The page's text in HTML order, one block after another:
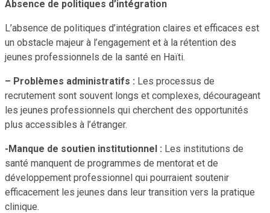
Absence de politiques d’intégration
L’absence de politiques d’intégration claires et efficaces est
un obstacle majeur à l’engagement et à la rétention des
jeunes professionnels de la santé en Haïti.
– Problèmes administratifs : Les processus de
recrutement sont souvent longs et complexes, décourageant
les jeunes professionnels qui cherchent des opportunités
plus accessibles à l’étranger.
-Manque de soutien institutionnel : Les institutions de
santé manquent de programmes de mentorat et de
développement professionnel qui pourraient soutenir
efficacement les jeunes dans leur transition vers la pratique
clinique.